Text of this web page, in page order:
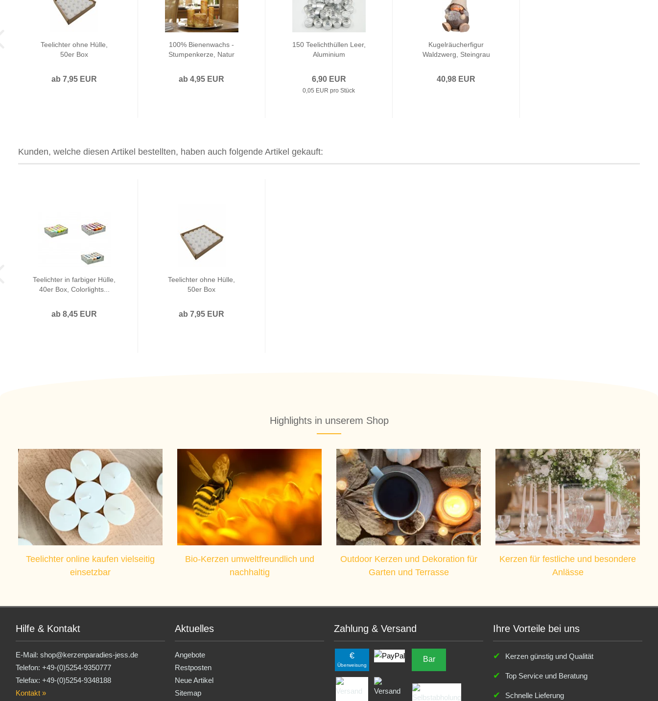
Teelichter ohne Hülle,
50er Box
ab 7,95 EUR
100% Bienenwachs -
Stumpenkerze, Natur
ab 4,95 EUR
150 Teelichthüllen Leer,
Aluminium
6,90 EUR
0,05 EUR pro Stück
Kugelräucherfigur
Waldzwerg, Steingrau
40,98 EUR
Kunden, welche diesen Artikel bestellten, haben auch folgende Artikel gekauft:
Teelichter in farbiger Hülle,
40er Box, Colorlights...
ab 8,45 EUR
Teelichter ohne Hülle,
50er Box
ab 7,95 EUR
Highlights in unserem Shop
Teelichter online kaufen vielseitig
einsetzbar
Bio-Kerzen umweltfreundlich und
nachhaltig
Outdoor Kerzen und Dekoration für
Garten und Terrasse
Kerzen für festliche und besondere
Anlässe
Hilfe & Kontakt
E-Mail: shop@kerzenparadies-jess.de
Telefon: +49-(0)5254-9350777
Telefax: +49-(0)5254-9348188
Kontakt »
Aktuelles
Angebote
Restposten
Neue Artikel
Sitemap
Zahlung & Versand
€
Überweisung
Bar
Ihre Vorteile bei uns
Kerzen günstig und Qualität
Top Service und Beratung
Schnelle Lieferung